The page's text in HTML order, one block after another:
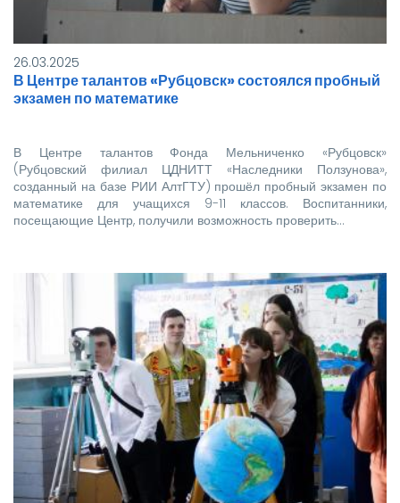
26.03.2025
В Центре талантов «Рубцовск» состоялся пробный
экзамен по математике
В Центре талантов Фонда Мельниченко «Рубцовск»
(Рубцовский филиал ЦДНИТТ «Наследники Ползунова»,
созданный на базе РИИ АлтГТУ) прошёл пробный экзамен по
математике для учащихся 9-11 классов. Воспитанники,
посещающие Центр, получили возможность проверить…